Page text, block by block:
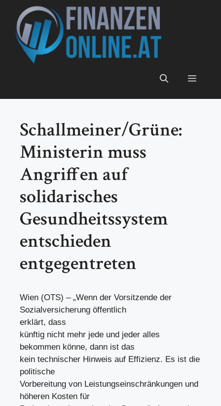
Inhalt
springen
Menü
Schallmeiner/Grüne:
Ministerin muss
Angriffen auf
solidarisches
Gesundheitssystem
entschieden
entgegentreten
Wien (OTS) – „Wenn der Vorsitzende der
Sozialversicherung öffentlich
erklärt, dass
künftig nicht mehr jede und jeder alles
bekommen könne, dann ist das
kein technischer Hinweis auf Effizienz. Es ist die
politische
Vorbereitung von Leistungseinschränkungen und
höheren Kosten für